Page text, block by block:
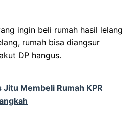
ingin beli rumah hasil lelang
rumah bisa diangsur
DP hangus.
Jitu Membeli Rumah KPR